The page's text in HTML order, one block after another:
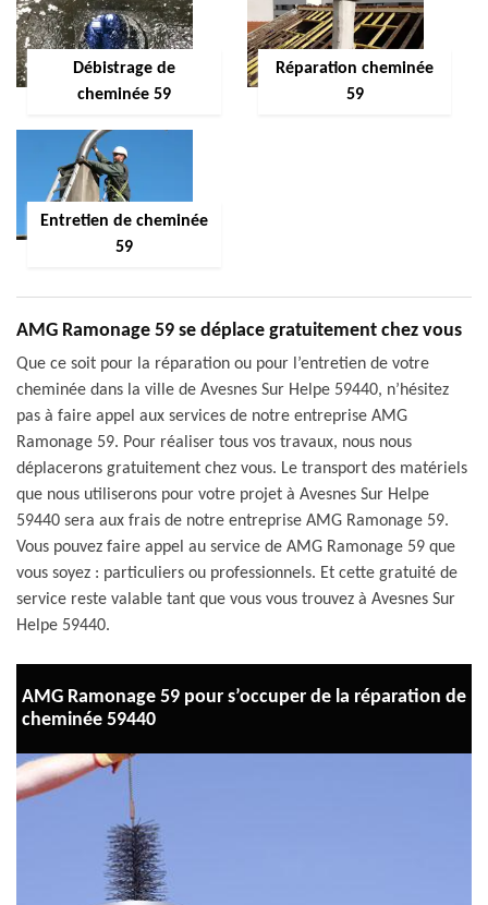
Débistrage de
cheminée 59
Réparation cheminée
59
Entretien de cheminée
59
AMG Ramonage 59 se déplace gratuitement chez vous
Que ce soit pour la réparation ou pour l’entretien de votre
cheminée dans la ville de Avesnes Sur Helpe 59440, n’hésitez
pas à faire appel aux services de notre entreprise AMG
Ramonage 59. Pour réaliser tous vos travaux, nous nous
déplacerons gratuitement chez vous. Le transport des matériels
que nous utiliserons pour votre projet à Avesnes Sur Helpe
59440 sera aux frais de notre entreprise AMG Ramonage 59.
Vous pouvez faire appel au service de AMG Ramonage 59 que
vous soyez : particuliers ou professionnels. Et cette gratuité de
service reste valable tant que vous vous trouvez à Avesnes Sur
Helpe 59440.
AMG Ramonage 59 pour s’occuper de la réparation de
cheminée 59440